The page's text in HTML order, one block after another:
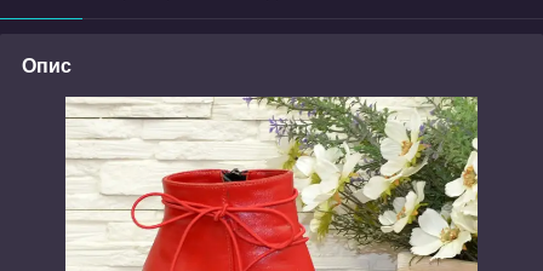
Опис